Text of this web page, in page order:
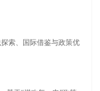
索、国际借鉴与政策优